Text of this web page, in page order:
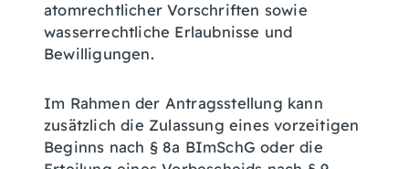
atomrechtlicher Vorschriften sowie
wasserrechtliche Erlaubnisse und
Bewilligungen.
Im Rahmen der Antragsstellung kann
zusätzlich die Zulassung eines vorzeitigen
Beginns nach § 8a BImSchG oder die